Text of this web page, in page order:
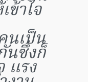
ข้าใจ
นเป็น
นซึ่งก็
แรง